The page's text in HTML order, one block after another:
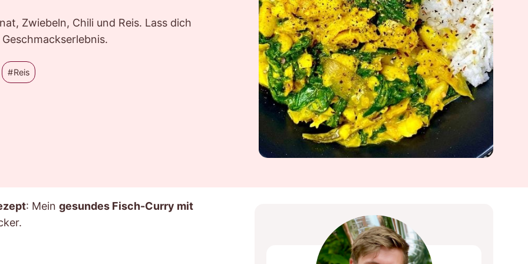
Zwiebeln, Chili und Reis. Lass dich
Reis
: Mein gesundes Fisch-Curry mit